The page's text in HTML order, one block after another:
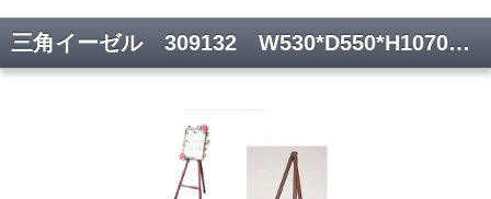
三角イーゼル 309132 W530*D550*H1070【代引き不可】